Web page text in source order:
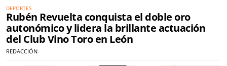
DEPORTES
Rubén Revuelta conquista el doble oro
autonómico y lidera la brillante actuación
del Club Vino Toro en León
REDACCIÓN